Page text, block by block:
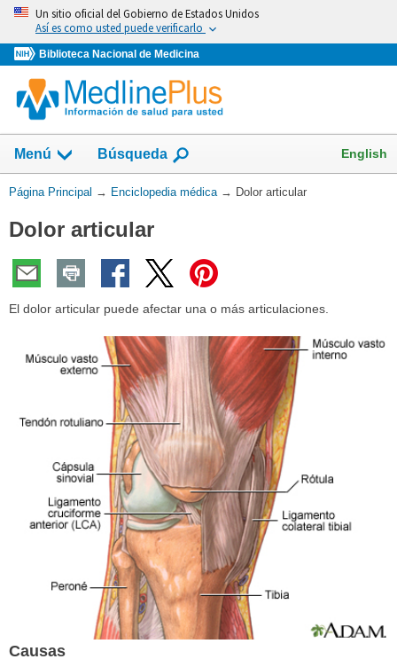
Omita
vaya
al
Contenido
Un sitio oficial del Gobierno de Estados Unidos
Así es como usted puede verificarlo
Biblioteca Nacional de Medicina
Menú Búsqueda English
Usted
aquí:
Página Principal → Enciclopedia médica → Dolor articular
Dolor articular
El dolor articular puede afectar una o más articulaciones.
Causas